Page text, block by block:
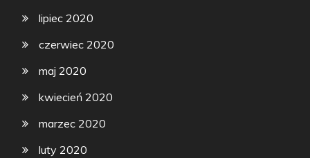
lipiec 2020
czerwiec 2020
maj 2020
kwiecień 2020
marzec 2020
luty 2020